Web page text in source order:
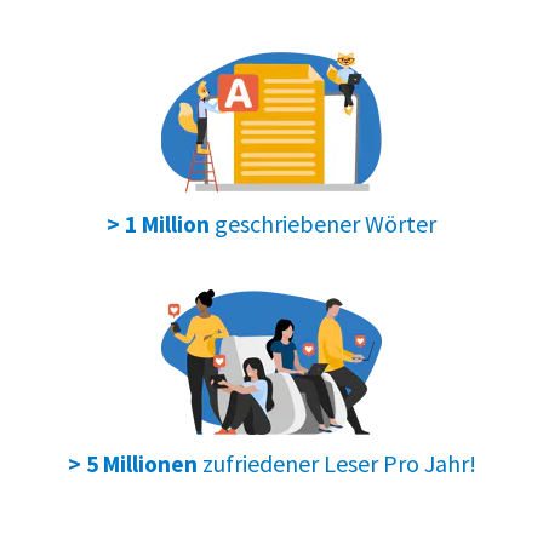
> 1 Million geschriebener Wörter
> 5 Millionen zufriedener Leser Pro Jahr!